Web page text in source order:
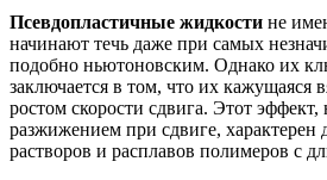
Псевдопластичные жидкости не
начинают течь даже при самых
подобно ньютоновским. Однако их
заключается в том, что их кажущаяся
ростом скорости сдвига. Этот
разжижением при сдвиге, характерен
растворов и расплавов полимеров с